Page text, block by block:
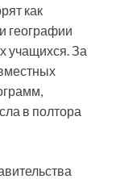
как
географии
учащихся. За
в полтора